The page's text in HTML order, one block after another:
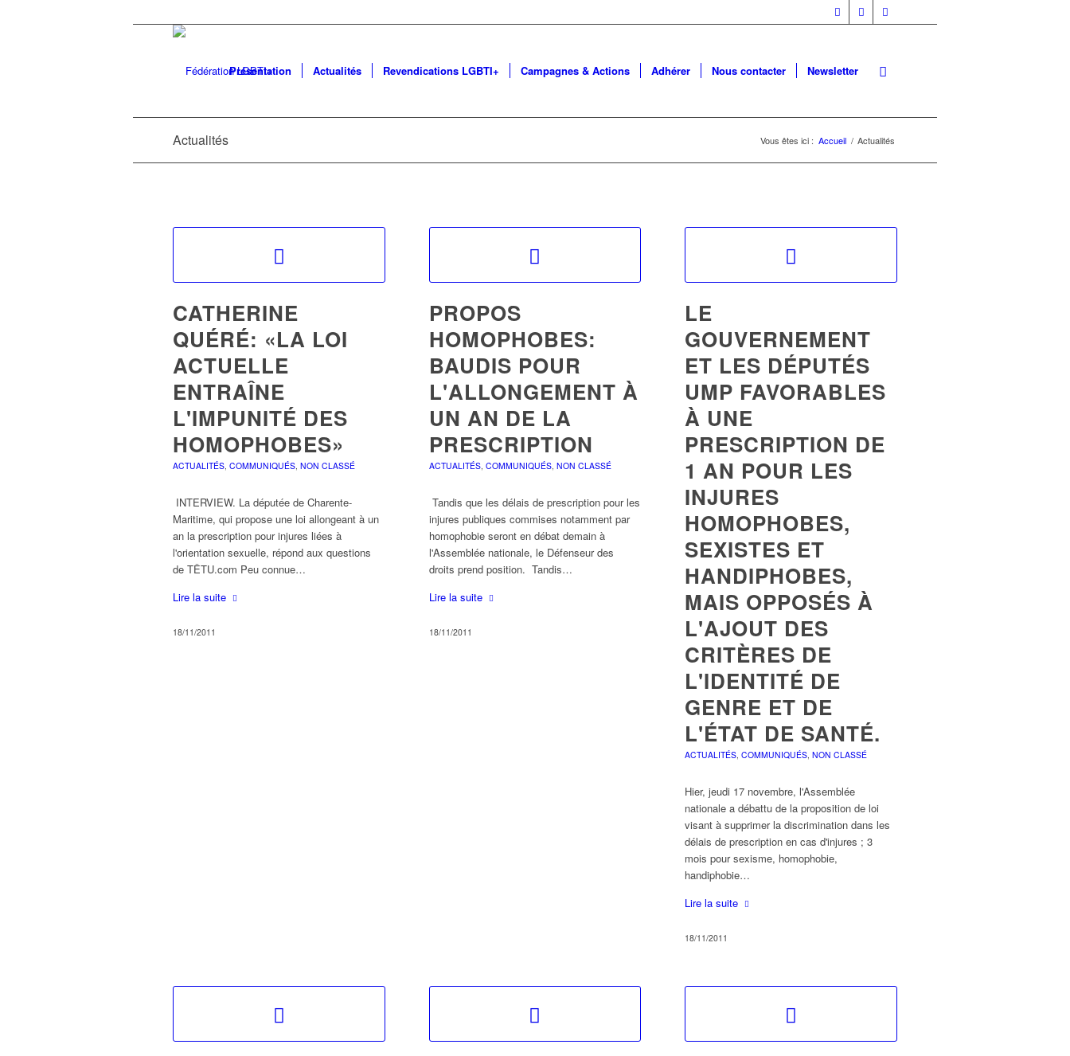
Présentation Actualités Revendications LGBTI+ Campagnes & Actions Adhérer Nous contacter Newsletter
Actualités Vous êtes ici : Accueil / Actualités
CATHERINE
QUÉRÉ: «LA LOI
ACTUELLE
ENTRAÎNE
L'IMPUNITÉ DES
HOMOPHOBES»
ACTUALITÉS, COMMUNIQUÉS, NON CLASSÉ
INTERVIEW. La députée de Charente-
Maritime, qui propose une loi allongeant à un
an la prescription pour injures liées à
l'orientation sexuelle, répond aux questions
de TÊTU.com Peu connue…
Lire la suite
18/11/2011
PROPOS
HOMOPHOBES:
BAUDIS POUR
L'ALLONGEMENT À
UN AN DE LA
PRESCRIPTION
ACTUALITÉS, COMMUNIQUÉS, NON CLASSÉ
Tandis que les délais de prescription pour les
injures publiques commises notamment par
homophobie seront en débat demain à
l'Assemblée nationale, le Défenseur des
droits prend position. Tandis…
Lire la suite
18/11/2011
LE
GOUVERNEMENT
ET LES DÉPUTÉS
UMP FAVORABLES
À UNE
PRESCRIPTION DE
1 AN POUR LES
INJURES
HOMOPHOBES,
SEXISTES ET
HANDIPHOBES,
MAIS OPPOSÉS À
L'AJOUT DES
CRITÈRES DE
L'IDENTITÉ DE
GENRE ET DE
L'ÉTAT DE SANTÉ.
ACTUALITÉS,COMMUNIQUÉS,NON CLASSÉ
Hier, jeudi 17 novembre, l'Assemblée
nationale a débattu de la proposition de loi
visant à supprimer la discrimination dans les
délais de prescription en cas d'injures ; 3
mois pour sexisme, homophobie,
handiphobie…
Lire la suite
18/11/2011